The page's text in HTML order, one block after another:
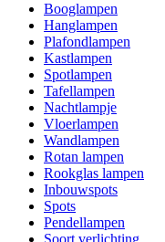
Booglampen
Hanglampen
Plafondlampen
Kastlampen
Spotlampen
Tafellampen
Nachtlampje
Vloerlampen
Wandlampen
Rotan lampen
Rookglas lampen
Inbouwspots
Spots
Pendellampen
Soort verlichting